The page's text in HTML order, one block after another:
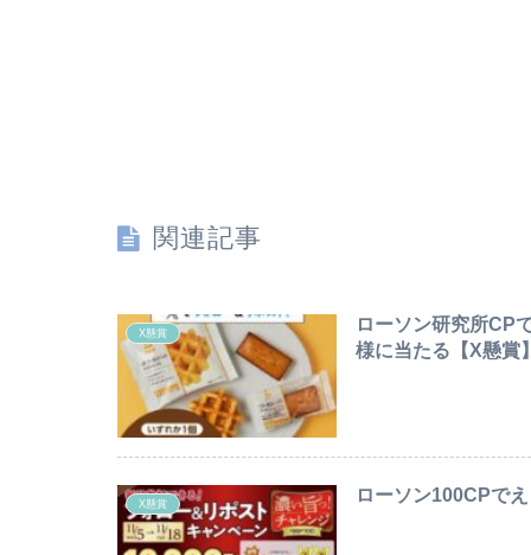
関連記事
X懸賞
ローソン研究所CP
様に当たる【X懸賞
X懸賞 ローソン100CPで